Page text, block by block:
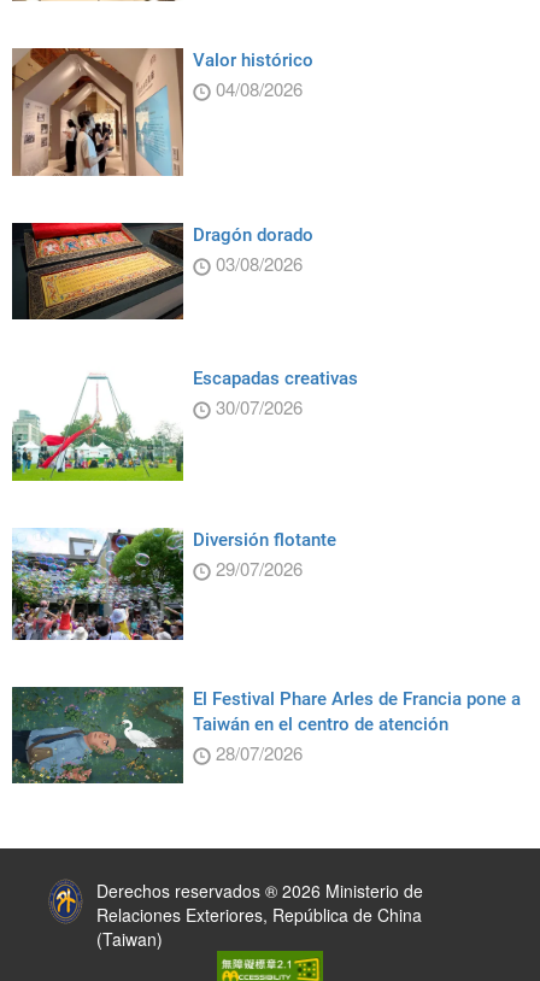
Valor histórico
04/08/2026
Dragón dorado
03/08/2026
Escapadas creativas
30/07/2026
Diversión flotante
29/07/2026
El Festival Phare Arles de Francia pone a
Taiwán en el centro de atención
28/07/2026
Derechos reservados ® 2026 Ministerio de
Relaciones Exteriores, República de China
(Taiwan)